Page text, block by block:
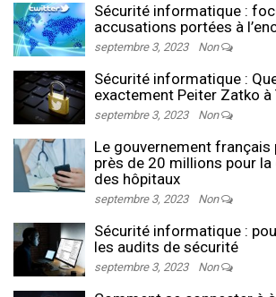
Sécurité informatique :
accusations portées à
septembre 3, 2023 Non
Sécurité informatique :
exactement Peiter Zatko
septembre 3, 2023 Non
Le gouvernement français
près de 20 millions pour
des hôpitaux
septembre 3, 2023 Non
Sécurité informatique :
les audits de sécurité
septembre 3, 2023 Non